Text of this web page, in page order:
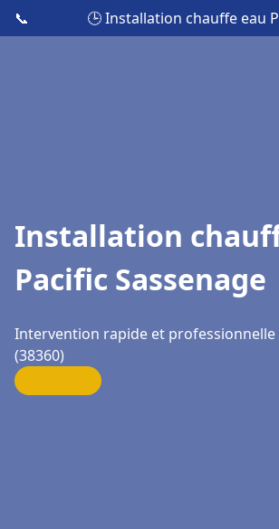
📞 🕒 Installation chauffe eau
Installation
Pacific Sassenage
Intervention rapide et professionnelle
(38360)